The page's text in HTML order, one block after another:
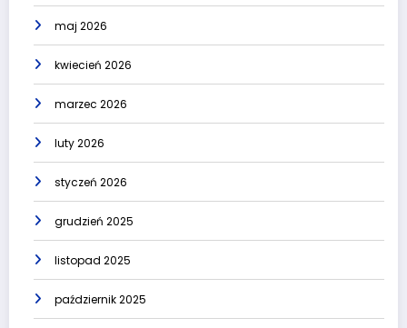
maj 2026
kwiecień 2026
marzec 2026
luty 2026
styczeń 2026
grudzień 2025
listopad 2025
październik 2025